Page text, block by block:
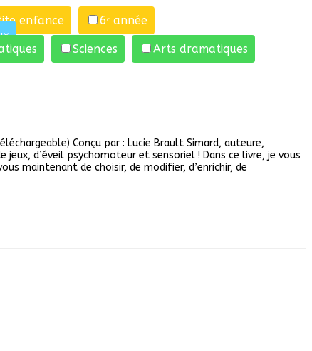
enfance 6ᵉ année
Sciences
Arts dramatiques
Conçu par : Lucie Brault Simard, auteure,
d’éveil psychomoteur et sensoriel ! Dans ce livre, je vous
maintenant de choisir, de modifier, d’enrichir, de